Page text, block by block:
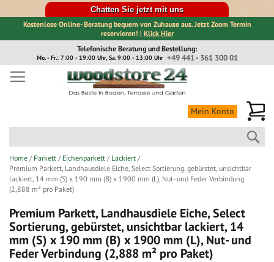
Chatten Sie jetzt mit uns
Kostenlose Online- Beratung bequem von Zuhause aus. Jetzt Zoom Termin
reservieren! | Klick Hier
Inhalt
Telefonische Beratung und Bestellung:
+49 441 - 361 300 01
Mo. - Fr.: 7:00 - 19:00 Uhr, Sa. 9:00 - 13:00 Uhr
Mein Konto
Home Parkett Eichenparkett
Lackiert
Premium Parkett, Landhausdiele Eiche, Select Sortierung, gebürstet, unsichtbar
lackiert, 14 mm (S) x 190 mm (B) x 1900 mm (L), Nut- und Feder Verbindung
(2,888 m² pro Paket)
Premium Parkett, Landhausdiele Eiche, Select
Sortierung, gebürstet, unsichtbar lackiert, 14
mm (S) x 190 mm (B) x 1900 mm (L), Nut- und
Feder Verbindung (2,888 m² pro Paket)